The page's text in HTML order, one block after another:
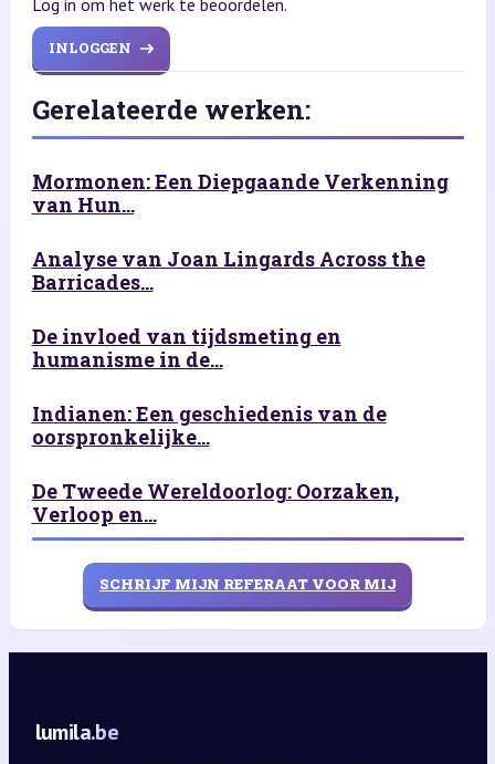
INLOGGEN
Gerelateerde werken:
Mormonen: Een Diepgaande Verkenning
van Hun...
Analyse van Joan Lingards Across the
Barricades...
De invloed van tijdsmeting en
humanisme in de...
Indianen: Een geschiedenis van de
oorspronkelijke...
De Tweede Wereldoorlog: Oorzaken,
Verloop en...
SCHRIJF MIJN REFERAAT VOOR MIJ
lumila.be